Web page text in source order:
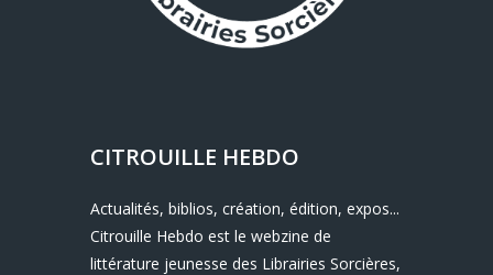
CITROUILLE HEBDO
Actualités, biblios, création, édition, expos...
Citrouille Hebdo est le webzine de
littérature jeunesse des Librairies Sorcières,